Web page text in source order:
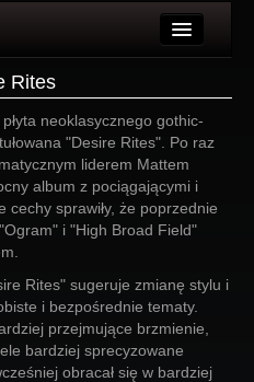
Rites
neoklasycznego gothic-
"Desire Rites". Po raz
liderem Mattem
album z pociągającymi i
cechy sprawiły, że poprzednie
i "High Broad Field"
Rites" sugeruje zmianę stylu i
i bezpośrednie tematy.
przejmujące brzmienie,
bardziej sprecyzowane
obracał się w bardziej